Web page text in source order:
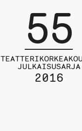
55
JULKAISUSARJA
2016